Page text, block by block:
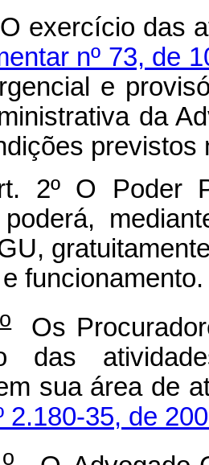
das
nº 73, de
e
da
previstos
Poder
poderá,
funcionamento.
oOs
das
sua área de
2.180-35, de
o